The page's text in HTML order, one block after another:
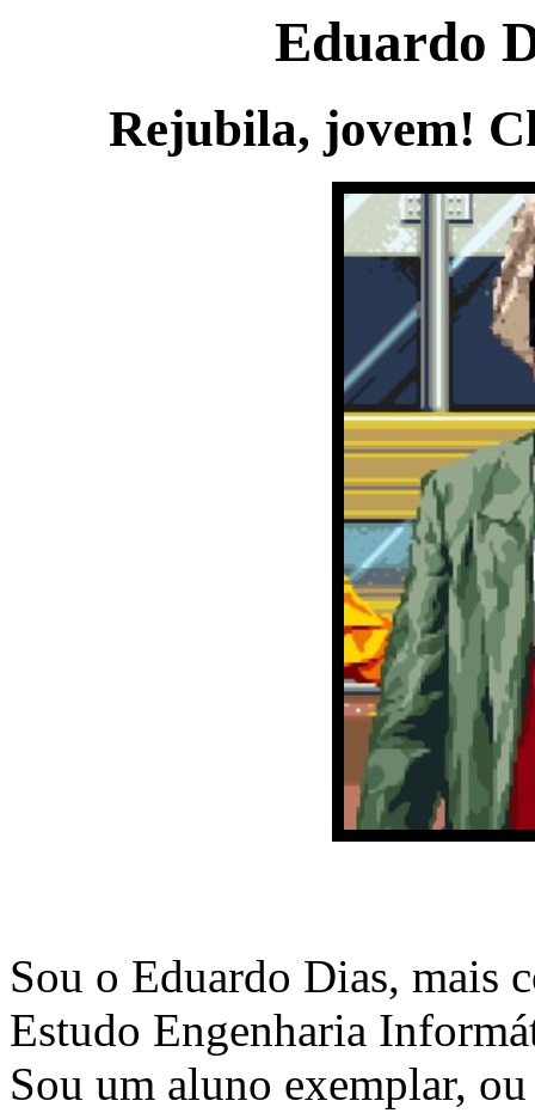
Eduardo
Rejubila, jovem!
Sou o Eduardo Dias, mais
Estudo Engenharia
Sou um aluno exemplar,